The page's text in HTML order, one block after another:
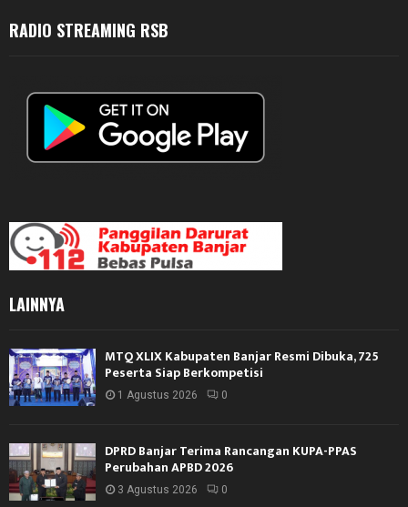
RADIO STREAMING RSB
LAINNYA
MTQ XLIX Kabupaten Banjar Resmi Dibuka, 725
Peserta Siap Berkompetisi
1 Agustus 2026 0
DPRD Banjar Terima Rancangan KUPA-PPAS
Perubahan APBD 2026
3 Agustus 2026 0